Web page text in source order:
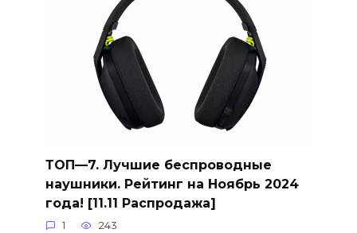
ТОП—7. Лучшие беспроводные
наушники. Рейтинг на Ноябрь 2024
года! [11.11 Распродажа]
1 243